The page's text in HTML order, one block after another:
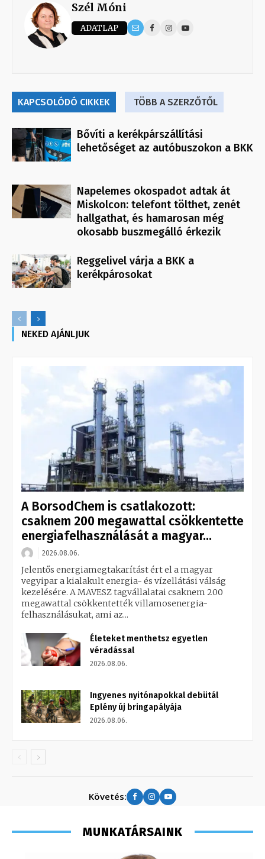
Szél Móni
ADATLAP
KAPCSOLÓDÓ CIKKEK TÖBB A SZERZŐTŐL
Bővíti a kerékpárszállítási
lehetőséget az autóbuszokon a BKK
Napelemes okospadot adtak át
Miskolcon: telefont tölthet, zenét
hallgathat, és hamarosan még
okosabb buszmegálló érkezik
Reggelivel várja a BKK a
kerékpárosokat
NEKED AJÁNLJUK
A BorsodChem is csatlakozott:
csaknem 200 megawattal csökkentette
energiafelhasználását a magyar...
2026.08.06.
Jelentős energiamegtakarítást ért el a magyar
vegyipar a kialakult energia- és vízellátási válság
kezelésére. A MAVESZ tagvállalatai csaknem 200
megawattal csökkentették villamosenergia-
felhasználásukat, ami az...
Életeket menthetsz egyetlen
véradással
2026.08.06.
Ingyenes nyitónapokkal debütál
Eplény új bringapályája
2026.08.06.
Követés:
MUNKATÁRSAINK